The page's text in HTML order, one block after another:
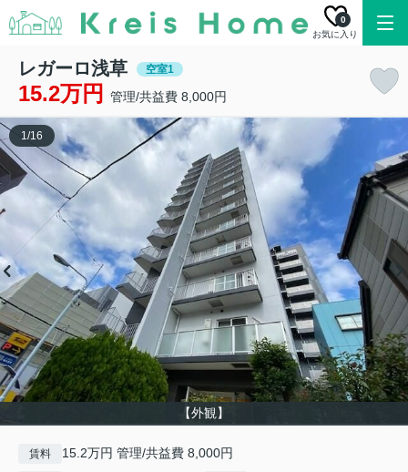
お気に入り
0
レガーロ浅草 空室1
15.2万円 管理/共益費 8,000円
【外観】
1/16
賃料 15.2万円 管理/共益費 8,000円